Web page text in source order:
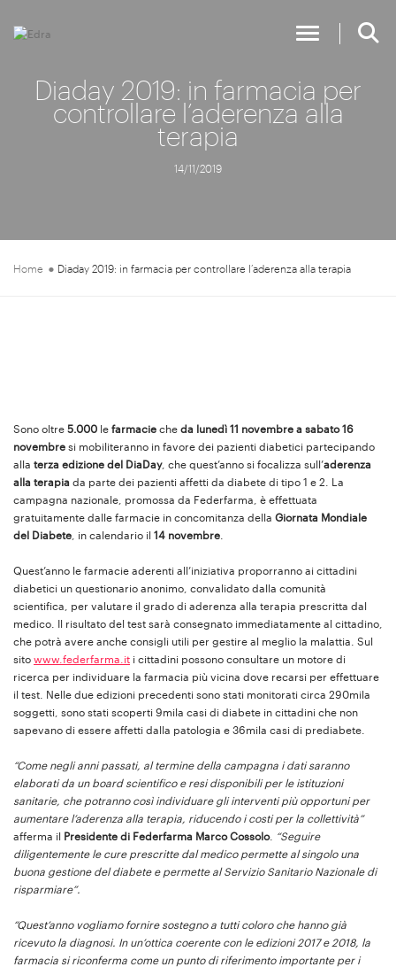
Toggle
Diaday 2019: in farmacia per
controllare l’aderenza alla
terapia
14/11/2019
Home Diaday 2019: in farmacia per controllare l’aderenza alla terapia
Sono oltre 5.000 le farmacie che da lunedì 11 novembre a sabato 16
novembre si mobiliteranno in favore dei pazienti diabetici partecipando
alla terza edizione del DiaDay, che quest’anno si focalizza sull’aderenza
alla terapia da parte dei pazienti affetti da diabete di tipo 1 e 2. La
campagna nazionale, promossa da Federfarma, è effettuata
gratuitamente dalle farmacie in concomitanza della Giornata Mondiale
del Diabete , in calendario il 14 novembre
Quest’anno le farmacie aderenti all’iniziativa proporranno ai cittadini
diabetici un questionario anonimo, convalidato dalla comunità
scientifica, per valutare il grado di aderenza alla terapia prescritta dal
medico. Il risultato del test sarà consegnato immediatamente al cittadino,
che potrà avere anche consigli utili per gestire al meglio la malattia. Sul
sito www.federfarma.it i cittadini possono consultare un motore di
ricerca per individuare la farmacia più vicina dove recarsi per effettuare
il test. Nelle due edizioni precedenti sono stati monitorati circa 290mila
soggetti, sono stati scoperti 9mila casi di diabete in cittadini che non
sapevano di essere affetti dalla patologia e 36mila casi di prediabete.
“Come negli anni passati, al termine della campagna i dati saranno
elaborati da un board scientifico e resi disponibili per le istituzioni
sanitarie, che potranno così individuare gli interventi più opportuni per
aumentare l’aderenza alla terapia, riducendo i costi per la collettività”
afferma il
Presidente di Federfarma Marco Cossolo.
“Seguire
diligentemente le cure prescritte dal medico permette al singolo una
buona gestione del diabete e permette al Servizio Sanitario Nazionale di
risparmiare”.
“Quest’anno vogliamo fornire sostegno a tutti coloro che hanno già
ricevuto la diagnosi. In un’ottica coerente con le edizioni 2017 e 2018, la
farmacia si riconferma come un punto di riferimento importante per i